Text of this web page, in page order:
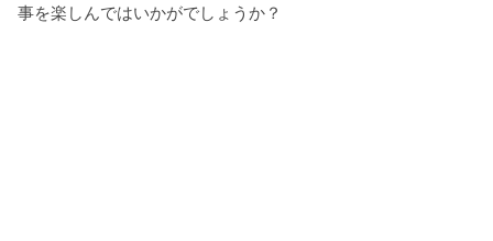
事を楽しんではいかがでしょうか？